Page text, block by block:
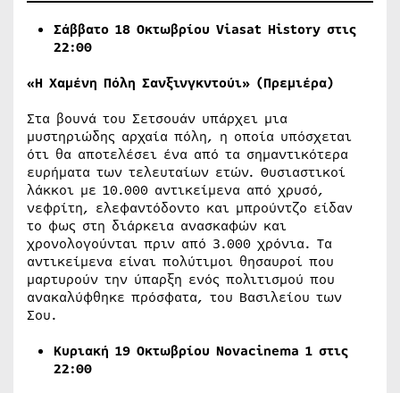
Σάββατο 18 Οκτωβρίου Viasat History στις
22:00
«Η Χαμένη Πόλη Σανξινγκντούι» (Πρεμιέρα)
Στα βουνά του Σετσουάν υπάρχει μια
μυστηριώδης αρχαία πόλη, η οποία υπόσχεται
ότι θα αποτελέσει ένα από τα σημαντικότερα
ευρήματα των τελευταίων ετών. Θυσιαστικοί
λάκκοι με 10.000 αντικείμενα από χρυσό,
νεφρίτη, ελεφαντόδοντο και μπρούντζο είδαν
το φως στη διάρκεια ανασκαφών και
χρονολογούνται πριν από 3.000 χρόνια. Τα
αντικείμενα είναι πολύτιμοι θησαυροί που
μαρτυρούν την ύπαρξη ενός πολιτισμού που
ανακαλύφθηκε πρόσφατα, του Βασιλείου των
Σου.
Κυριακή 19 Οκτωβρίου Νovacinema 1 στις
22:00